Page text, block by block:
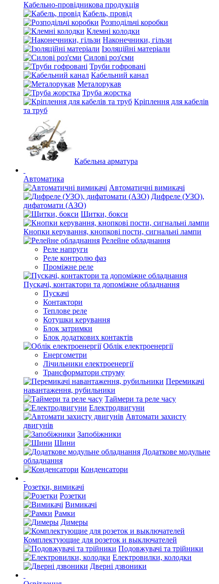
Кабельно-провідникова продукція
Кабель, провід
Розподільчі коробки
Клемні колодки
Наконечники, гільзи
Ізоляційні матеріали
Силові роз'єми
Труби гофровані
Кабельний канал
Металорукав
Труба жорстка
Кріплення для кабелів
та труб
Кабельна арматура
Автоматика
Автоматичні вимикачі
Дифреле (УЗО),
дифатомати (АЗО)
Щитки, бокси
Кнопки керування, кнопкові пости, сигнальні лампи
Релейне обладнання
Реле напруги
Реле контролю фаз
Проміжне реле
Пускачі, контактори та допоміжне обладнання
Пускачі
Контактори
Теплове реле
Котушки керування
Блок затримки
Блок додаткових контактів
Облік електроенергії
Енергометри
Лічильники електроенергії
Трансформатори струму
Перемикачі
навантаження, рубильники
Таймери та реле часу
Електродвигуни
Автомати захисту
двигунів
Запобіжники
Шини
Додаткове модульне
обладнання
Конденсатори
Розетки, вимикачі
Розетки
Вимикачі
Рамки
Димеры
Комплектующие для розеток и выключателей
Подовжувачі та трійники
Електровилки, колодки
Дверні дзвоники